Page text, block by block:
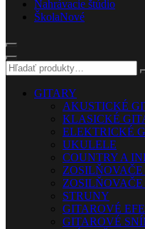
Nahrávacie štúdio
ŠkolaNové
GITARY
AKUSTICKÉ
KLASICKÉ
ELEKTRICKÉ
UKULELE
COUNTRY A
STRUNY
GITAROVÉ
GITAROVÉ